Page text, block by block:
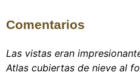
Comentarios
Las vistas eran
Atlas cubiertas de nieve al